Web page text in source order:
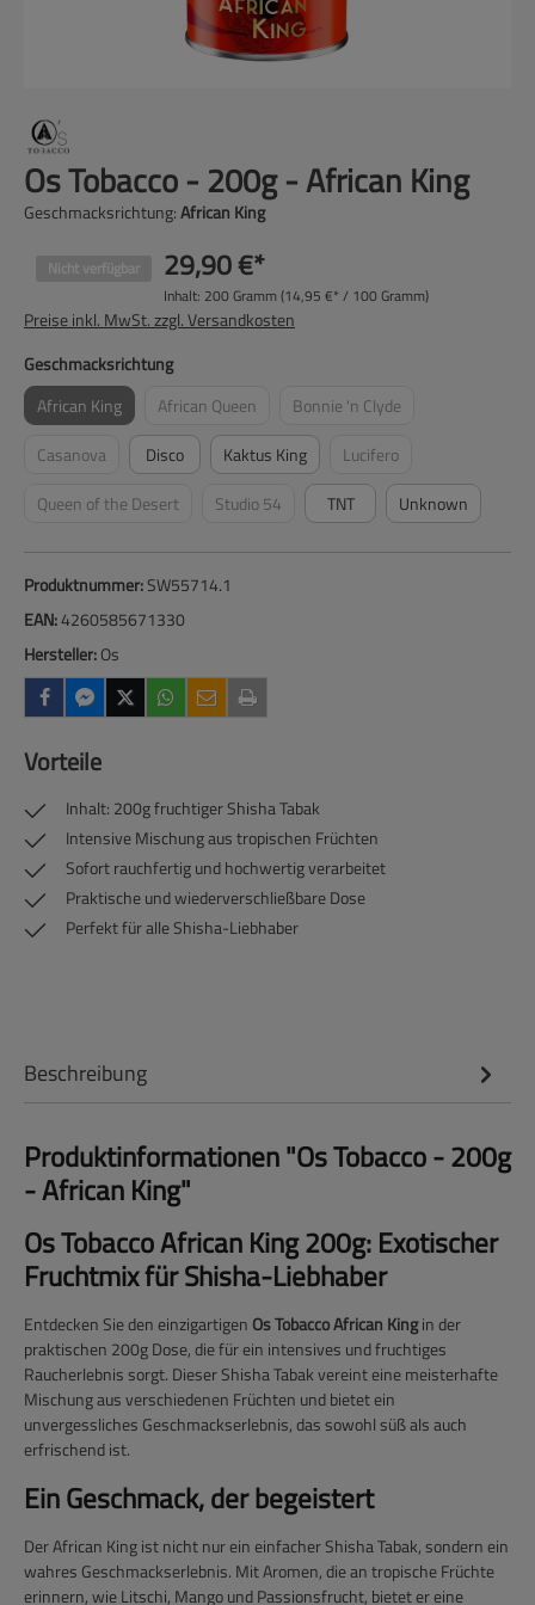
Os Tobacco - 200g - African King
Geschmacksrichtung:African King
Nicht verfügbar 29,90 €*
Inhalt: 200 Gramm (14,95 €* / 100 Gramm)
Preise inkl. MwSt. zzgl. Versandkosten
Geschmacksrichtungauswählen
African King(Diese Option ist zurzeit nicht verfügbar.)
African Queen(Diese Option ist zurzeit nicht verfügbar.)
Bonnie 'n Clyde(Diese Option ist zurzeit nicht
Casanova(Diese Option ist zurzeit nicht verfügbar.)
Disco Kaktus King Lucifero(Diese Option ist zurzeit
Queen of the Desert(Diese Option ist zurzeit nicht verfügbar.)
Studio 54(Diese Option ist zurzeit nicht verfügbar.)
TNT Unknown
Produktnummer:SW55714.1
EAN:4260585671330
Hersteller:Os
Vorteile
Inhalt: 200g fruchtiger Shisha Tabak
Intensive Mischung aus tropischen Früchten
Sofort rauchfertig und hochwertig verarbeitet
Praktische und wiederverschließbare Dose
Perfekt für alle Shisha-Liebhaber
Beschreibung
Produktinformationen "Os Tobacco - 200g
- African King"
Os Tobacco African King 200g: Exotischer
Fruchtmix für Shisha-Liebhaber
Entdecken Sie den einzigartigen Os Tobacco African Kingin der
praktischen 200g Dose, die für ein intensives und fruchtiges
Raucherlebnis sorgt. Dieser Shisha Tabak vereint eine meisterhafte
Mischung aus verschiedenen Früchten und bietet ein
unvergessliches Geschmackserlebnis, das sowohl süß als auch
erfrischend ist.
Ein Geschmack, der begeistert
Der African King ist nicht nur ein einfacher Shisha Tabak, sondern ein
wahres Geschmackserlebnis. Mit Aromen, die an tropische Früchte
erinnern, wie Litschi, Mango und Passionsfrucht, bietet er eine